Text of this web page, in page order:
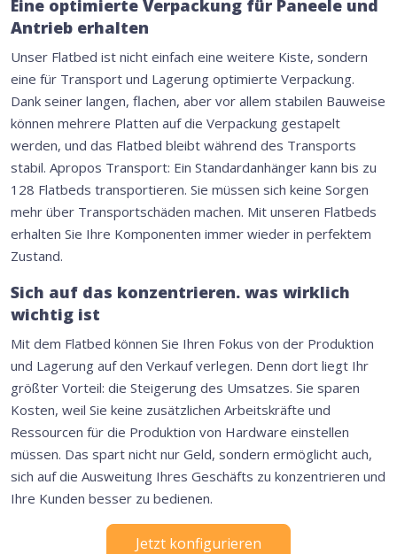
Eine optimierte Verpackung für Paneele und
Antrieb erhalten
Unser Flatbed ist nicht einfach eine weitere Kiste, sondern
eine für Transport und Lagerung optimierte Verpackung.
Dank seiner langen, flachen, aber vor allem stabilen Bauweise
können mehrere Platten auf die Verpackung gestapelt
werden, und das Flatbed bleibt während des Transports
stabil. Apropos Transport: Ein Standardanhänger kann bis zu
128 Flatbeds transportieren. Sie müssen sich keine Sorgen
mehr über Transportschäden machen. Mit unseren Flatbeds
erhalten Sie Ihre Komponenten immer wieder in perfektem
Zustand.
Sich auf das konzentrieren. was wirklich
wichtig ist
Mit dem Flatbed können Sie Ihren Fokus von der Produktion
und Lagerung auf den Verkauf verlegen. Denn dort liegt Ihr
größter Vorteil: die Steigerung des Umsatzes. Sie sparen
Kosten, weil Sie keine zusätzlichen Arbeitskräfte und
Ressourcen für die Produktion von Hardware einstellen
müssen. Das spart nicht nur Geld, sondern ermöglicht auch,
sich auf die Ausweitung Ihres Geschäfts zu konzentrieren und
Ihre Kunden besser zu bedienen.
Jetzt konfigurieren